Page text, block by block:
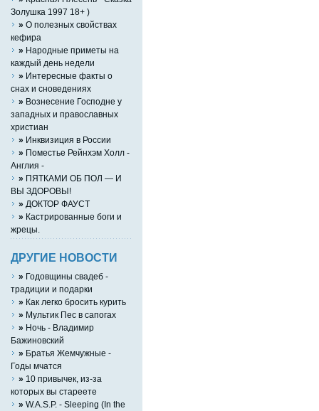
Золушка 1997 18+ )
» О полезных свойствах
кефира
» Народные приметы на
каждый день недели
» Интересные факты о
снах и сноведениях
» Вознесение Господне у
западных и православных
христиан
» Инквизиция в России
» Поместье Рейнхэм Холл -
Англия -
» ПЯТКАМИ ОБ ПОЛ — И
ВЫ ЗДОРОВЫ!
» ДОКТОР ФАУСТ
» Кастрированные боги и
жрецы.
ДРУГИЕ НОВОСТИ
» Годовщины свадеб -
традиции и подарки
» Как легко бросить курить
» Мультик Пес в сапогах
» Ночь - Владимир
Бажиновский
» Братья Жемчужные -
Годы мчатся
» 10 привычек, из-за
которых вы стареете
» W.A.S.P. - Sleeping (In the